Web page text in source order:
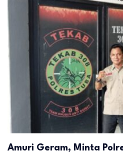
Amuri Geram, Minta